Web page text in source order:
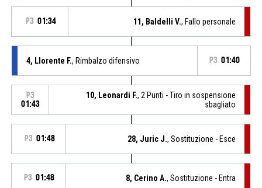
P3 01:34 11, Baldelli V., Fallo personale
4, Llorente F., Rimbalzo difensivo P3 01:40
P3
01:43
10, Leonardi F., 2 Punti - Tiro in sospensione
sbagliato
P3 01:48 28, Juric J., Sostituzione - Esce
P3 01:48 8, Cerino A., Sostituzione - Entra